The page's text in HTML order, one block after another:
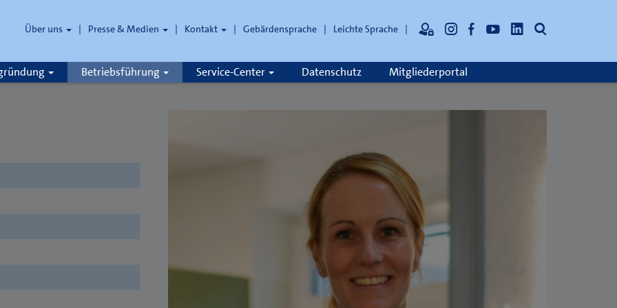
Über uns Presse & Medien Kontakt Gebärdensprache Leichte Sprache
Betriebsführung Service-Center Datenschutz Mitgliederportal